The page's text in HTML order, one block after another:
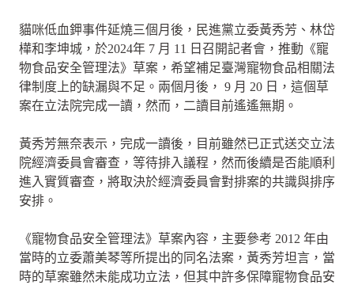
貓咪低血鉀事件延燒三個月後，民進黨立委黃秀芳、林岱
樺和李坤城，於2024年 7 月 11 日召開記者會，推動《寵
物食品安全管理法》草案，希望補足臺灣寵物食品相關法
律制度上的缺漏與不足。兩個月後， 9 月 20 日，這個草
案在立法院完成一讀，然而，二讀目前遙遙無期。
黃秀芳無奈表示，完成一讀後，目前雖然已正式送交立法
院經濟委員會審查，等待排入議程，然而後續是否能順利
進入實質審查，將取決於經濟委員會對排案的共識與排序
安排。
《寵物食品安全管理法》草案內容，主要參考 2012 年由
當時的立委蕭美琴等所提出的同名法案，黃秀芳坦言，當
時的草案雖然未能成功立法，但其中許多保障寵物食品安